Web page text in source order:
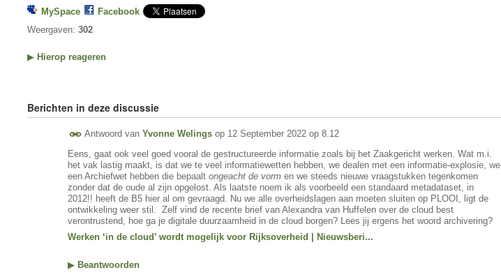
MySpace
Facebook
Weergaven: 302
▶ Hierop reageren
Berichten in deze discussie
Antwoord van Yvonne Welings op 12 September 2022 op 8.12
Eens, gaat ook veel goed vooral de gestructureerde informatie zoals bij het Zaakgericht werken. Wat m.i.
het vak lastig maakt, is dat we te veel informatiewetten hebben, we dealen met een informatie-explosie, we
een Archiefwet hebben die bepaalt ongeacht de vorm en we steeds nieuwe vraagstukken tegenkomen
zonder dat de oude al zijn opgelost. Als laatste noem ik als voorbeeld een standaard metadataset, in
2012!! heeft de B5 hier al om gevraagd. Nu we alle overheidslagen aan moeten sluiten op PLOOI, ligt de
ontwikkeling weer stil. Zelf vind de recente brief van Alexandra van Huffelen over de cloud best
verontrustend, hoe ga je digitale duurzaamheid in de cloud borgen? Lees jij ergens het woord archivering?
Werken ‘in de cloud’ wordt mogelijk voor Rijksoverheid | Nieuwsberi...
▶ Beantwoorden